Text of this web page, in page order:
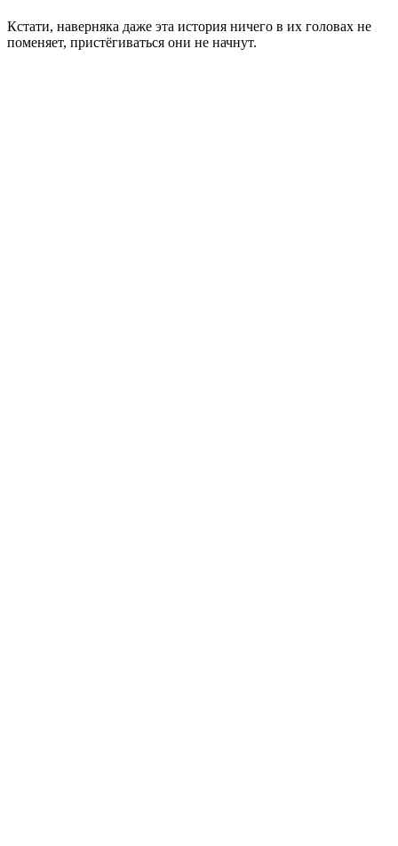
Кстати, наверняка даже эта история ничего в их головах не
поменяет, пристёгиваться они не начнут.